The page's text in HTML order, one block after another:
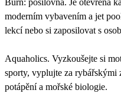
Burn: posilovna. Je otevřena
moderním vybavením a jet
lekcí nebo si zaposilovat s
Aquaholics. Vyzkoušejte si
sporty, vyplujte za rybářskými
potápění a mořské biologie.